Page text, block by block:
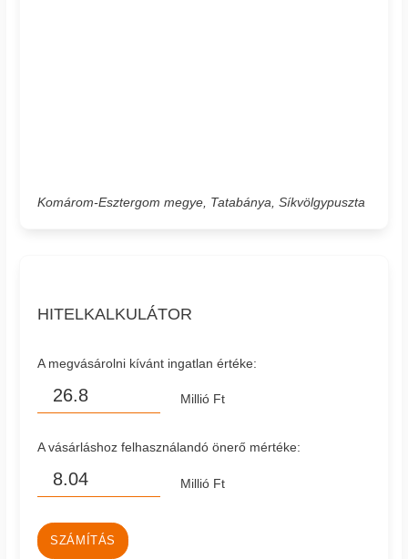
Komárom-Esztergom megye, Tatabánya, Síkvölgypuszta
HITELKALKULÁTOR
A megvásárolni kívánt ingatlan értéke:
Millió Ft
A vásárláshoz felhasználandó önerő mértéke:
Millió Ft
SZÁMÍTÁS